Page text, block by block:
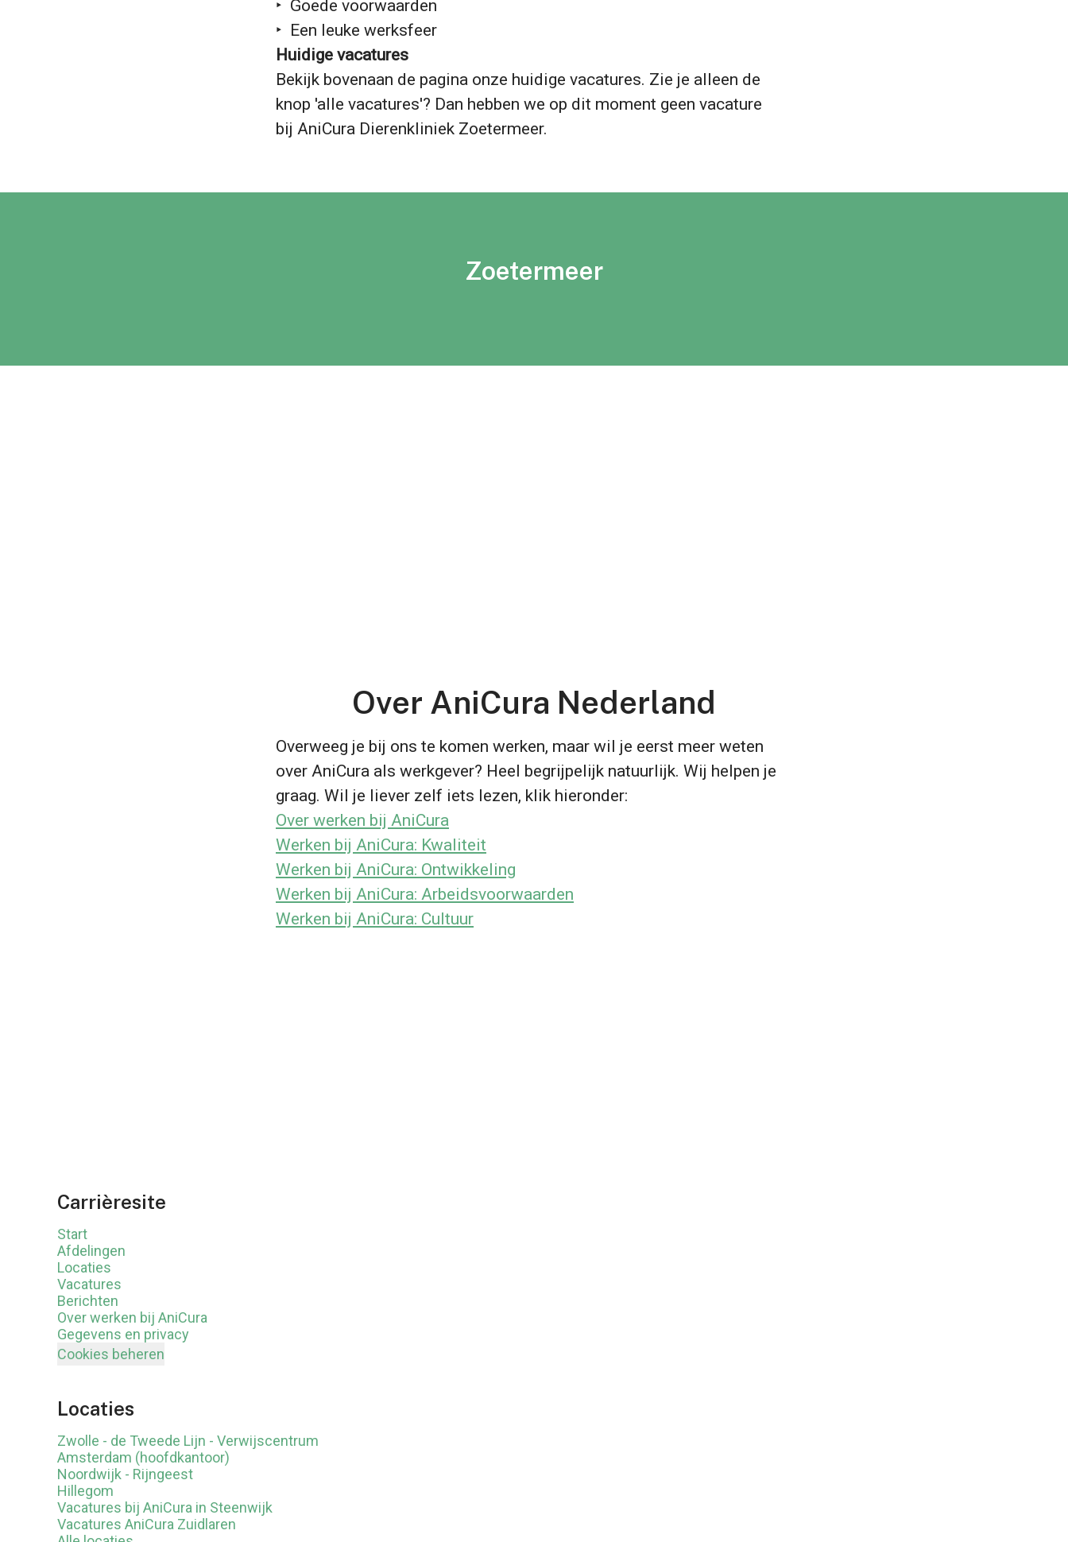
‣ Goede voorwaarden
‣ Een leuke werksfeer
Huidige vacatures
Bekijk bovenaan de pagina onze huidige vacatures. Zie je alleen de
knop 'alle vacatures'? Dan hebben we op dit moment geen vacature
bij AniCura Dierenkliniek Zoetermeer.
Zoetermeer
Over AniCura Nederland
Overweeg je bij ons te komen werken, maar wil je eerst meer weten
over AniCura als werkgever? Heel begrijpelijk natuurlijk. Wij helpen je
graag. Wil je liever zelf iets lezen, klik hieronder:
Over werken bij AniCura
Werken bij AniCura: Kwaliteit
Werken bij AniCura: Ontwikkeling
Werken bij AniCura: Arbeidsvoorwaarden
Werken bij AniCura: Cultuur
Carrièresite
Start
Afdelingen
Locaties
Vacatures
Berichten
Over werken bij AniCura
Gegevens en privacy
Cookies beheren
Locaties
Zwolle - de Tweede Lijn - Verwijscentrum
Amsterdam (hoofdkantoor)
Noordwijk - Rijngeest
Hillegom
Vacatures bij AniCura in Steenwijk
Vacatures AniCura Zuidlaren